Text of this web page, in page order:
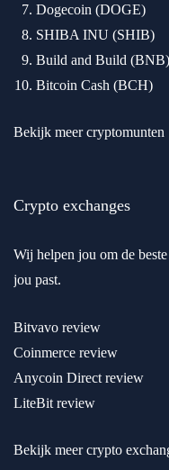
Dogecoin (DOGE)
SHIBA INU (SHIB)
Build and Build (BNB)
Bitcoin Cash (BCH)
Bekijk meer cryptomunten
Crypto exchanges
Wij helpen jou om de
jou past.
Bitvavo review
Coinmerce review
Anycoin Direct review
LiteBit review
Bekijk meer crypto